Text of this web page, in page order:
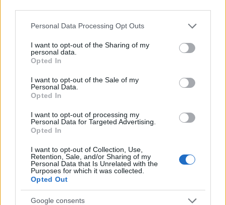
Please note that this website/app uses one or more Google
not limited to your visit or usage behaviour. You may click to
grant or deny consent to Google and its third-party tags to
use your data for below specified purposes in below Google
consent section.
Personal Data Processing Opt Outs
I want to opt-out of the Sharing of my
personal data.
Opted In
I want to opt-out of the Sale of my
Personal Data.
Opted In
I want to opt-out of processing my
Personal Data for Targeted Advertising.
Opted In
I want to opt-out of Collection, Use,
Retention, Sale, and/or Sharing of my
Personal Data that Is Unrelated with the
Purposes for which it was collected.
Opted Out
Google consents
szerezte tudósi színvonalú műveltségét, amelyben
jelentékeny helyet foglalt el az antik görög kultúra és a
költészetére. Ifjúkorától fogva jó barátja volt Kosztolányi
Dezső és Karinthy Frigyes, velük együtt ismerte meg a
világirodalom modern törekvéseit.
A magyar költészet leglassabban dolgozó, legaggályosabb
költője volt, aggastyán korában is tökéletes remekműveket
verset. Költészetében nincs selejt. Amit a kezéből kiadott,
mind remekmű volt.